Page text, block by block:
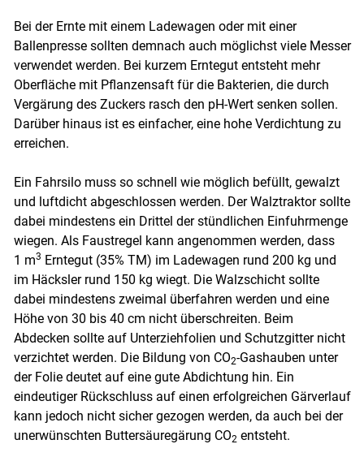
Bei der Ernte mit einem Ladewagen oder mit einer
Ballenpresse sollten demnach auch möglichst viele Messer
verwendet werden. Bei kurzem Erntegut entsteht mehr
Oberfläche mit Pflanzensaft für die Bakterien, die durch
Vergärung des Zuckers rasch den pH-Wert senken sollen.
Darüber hinaus ist es einfacher, eine hohe Verdichtung zu
erreichen.
Ein Fahrsilo muss so schnell wie möglich befüllt, gewalzt
und luftdicht abgeschlossen werden. Der Walztraktor sollte
dabei mindestens ein Drittel der stündlichen Einfuhrmenge
wiegen. Als Faustregel kann angenommen werden, dass
1 m3 Erntegut (35% TM) im Ladewagen rund 200 kg und
im Häcksler rund 150 kg wiegt. Die Walzschicht sollte
dabei mindestens zweimal überfahren werden und eine
Höhe von 30 bis 40 cm nicht überschreiten. Beim
Abdecken sollte auf Unterziehfolien und Schutzgitter nicht
verzichtet werden. Die Bildung von CO2-Gashauben unter
der Folie deutet auf eine gute Abdichtung hin. Ein
eindeutiger Rückschluss auf einen erfolgreichen Gärverlauf
kann jedoch nicht sicher gezogen werden, da auch bei der
unerwünschten Buttersäuregärung CO2 entsteht.